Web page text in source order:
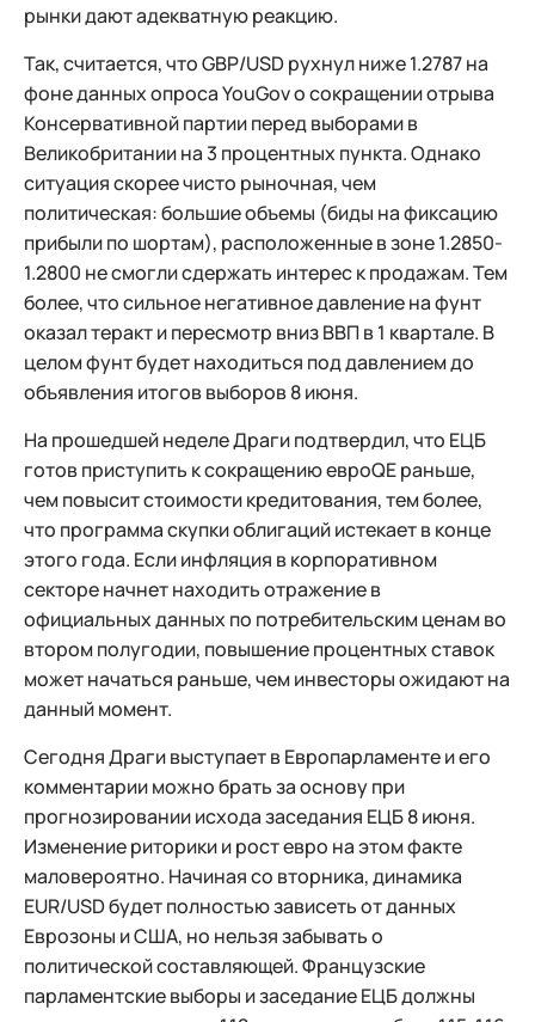
рынки дают адекватную реакцию.
Так, считается, что GBP/USD рухнул ниже 1.2787 на
фоне данных опроса YouGov о сокращении отрыва
Консервативной партии перед выборами в
Великобритании на 3 процентных пункта. Однако
ситуация скорее чисто рыночная, чем
политическая: большие объемы (биды на фиксацию
прибыли по шортам), расположенные в зоне 1.2850-
1.2800 не смогли сдержать интерес к продажам. Тем
более, что сильное негативное давление на фунт
оказал теракт и пересмотр вниз ВВП в 1 квартале. В
целом фунт будет находиться под давлением до
объявления итогов выборов 8 июня.
На прошедшей неделе Драги подтвердил, что ЕЦБ
готов приступить к сокращению евроQE раньше,
чем повысит стоимости кредитования, тем более,
что программа скупки облигаций истекает в конце
этого года. Если инфляция в корпоративном
секторе начнет находить отражение в
официальных данных по потребительским ценам во
втором полугодии, повышение процентных ставок
может начаться раньше, чем инвесторы ожидают на
данный момент.
Сегодня Драги выступает в Европарламенте и его
комментарии можно брать за основу при
прогнозировании исхода заседания ЕЦБ 8 июня.
Изменение риторики и рост евро на этом факте
маловероятно. Начиная со вторника, динамика
EUR/USD будет полностью зависеть от данных
Еврозоны и США, но нельзя забывать о
политической составляющей. Французские
парламентские выборы и заседание ЕЦБ должны